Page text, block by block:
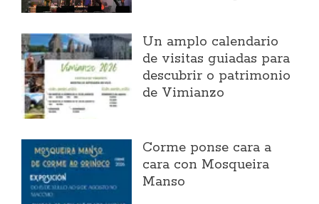
Un amplo calendario
de visitas guiadas para
descubrir o patrimonio
de Vimianzo
Corme ponse cara a
cara con Mosqueira
Manso